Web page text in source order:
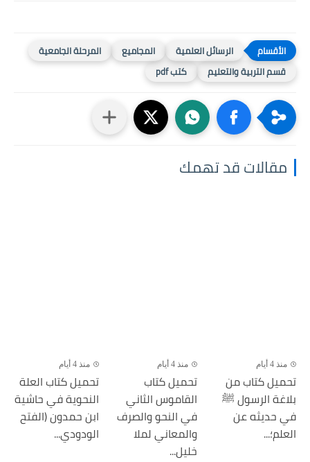
الرسائل العلمية المجاميع
المرحلة الجامعية
قسم التربية والتعليم
كتب pdf
مقالات قد تهمك
منذ 4 أيام
تحميل كتاب من
بلاغة الرسول ﷺ
في حديثه عن
العلم؛...
منذ 4 أيام
تحميل كتاب
القاموس الثاني
في النحو والصرف
والمعاني لملا
خليل...
منذ 4 أيام
تحميل كتاب العلة
النحوية في حاشية
ابن حمدون (الفتح
الودودي...